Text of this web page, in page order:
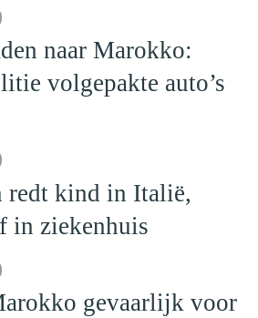
naar Marokko:
volgepakte auto’s
redt kind in Italië,
in ziekenhuis
gevaarlijk voor